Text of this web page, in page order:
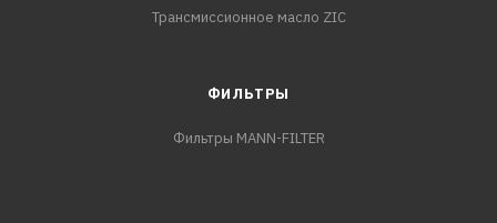
Трансмиссионное масло ZIC
ФИЛЬТРЫ
Фильтры MANN-FILTER